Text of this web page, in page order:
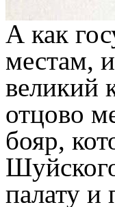
А как
местам,
великий
отцово
бояр,
палату и